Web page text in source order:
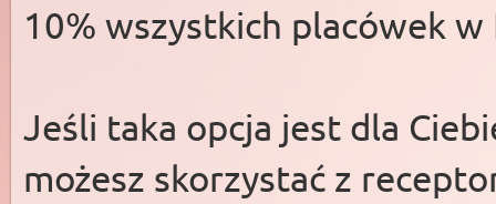
10% wszystkich placówek w
Jeśli taka opcja jest dla
możesz skorzystać z